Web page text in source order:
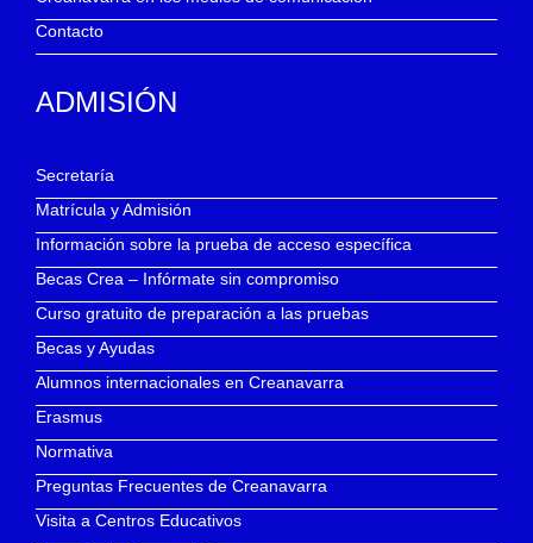
Contacto
ADMISIÓN
Secretaría
Matrícula y Admisión
Información sobre la prueba de acceso específica
Becas Crea – Infórmate sin compromiso
Curso gratuito de preparación a las pruebas
Becas y Ayudas
Alumnos internacionales en Creanavarra
Erasmus
Normativa
Preguntas Frecuentes de Creanavarra
Visita a Centros Educativos